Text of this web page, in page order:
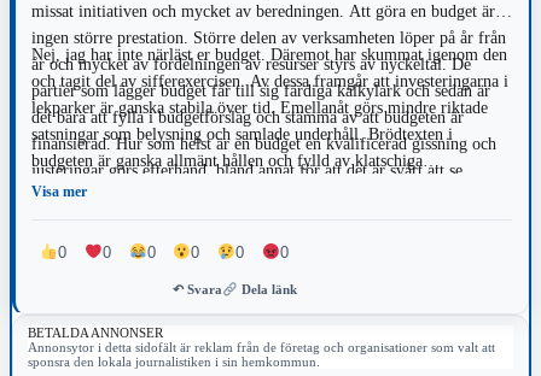
missat initiativen och mycket av beredningen. Att göra en budget är
ingen större prestation. Större delen av verksamheten löper på år från
år och mycket av fördelningen av resurser styrs av nyckeltal. De
partier som lägger budget får till sig färdiga kalkylark och sedan är
det bara att fylla i budgetförslag och stämma av att budgeten är
finansierad. Hur som helst är en budget en kvalificerad gissning och
justeringar görs efterhand, bland annat för att det är svårt att se
utfallen av statsbidragen.
Nej, jag har inte närläst er budget. Däremot har skummat igenom den
och tagit del av sifferexercisen. Av dessa framgår att investeringarna i
lekparker är ganska stabila över tid. Emellanåt görs mindre riktade
satsningar som belysning och samlade underhåll. Brödtexten i
budgeten är ganska allmänt hållen och fylld av klatschiga
formuleringar som: smarta arbetssätt, koncerntänk, flexibilitet med
skulle ställa sig bakom detta. För att använda ett gammalt ord, god
Visa mer
0 0 0 0 0 0
↶ Svara Dela länk
BETALDA ANNONSER
Annonsytor i detta sidofält är reklam från de företag och organisationer som valt att
sponsra den lokala journalistiken i sin hemkommun.